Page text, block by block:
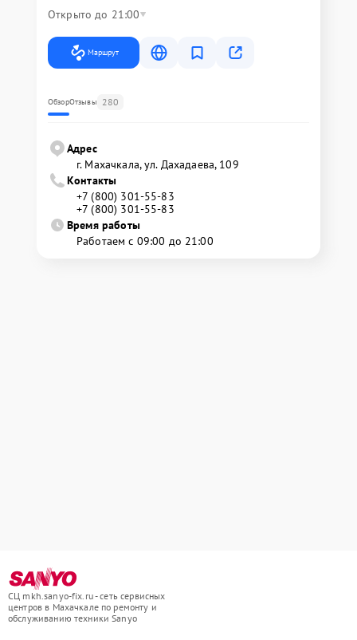
Открыто до 21:00
Маршрут
ОбзорОтзывы 280
Адрес
г. Махачкала, ул. Дахадаева, 109
Контакты
+7 (800) 301-55-83
+7 (800) 301-55-83
Время работы
Работаем с 09:00 до 21:00
СЦ mkh.sanyo-fix.ru - сеть сервисных
центров в Махачкале по ремонту и
обслуживанию техники Sanyo